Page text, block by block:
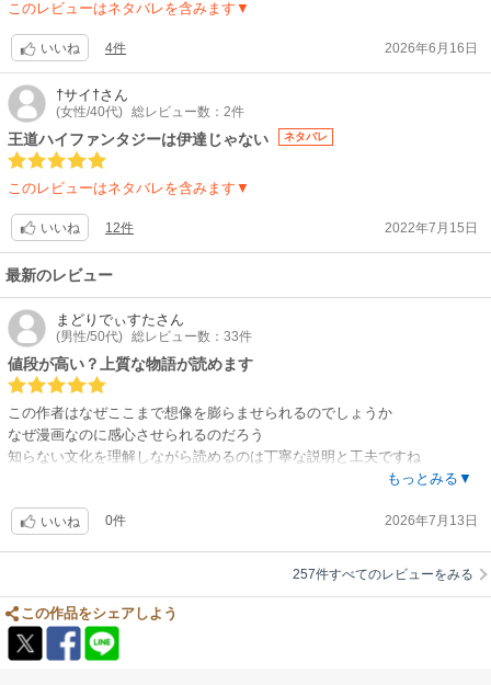
間見るような。設定もしっかり作り込まれており読み応えあります。原作
の記載がありますが、おそらくソレも含めてこの作品を作り上げる設定。
あまりにも抜かりない作り込みとシオの純粋な挑戦に自然と胸が熱くなり
落涙しそうになります。今、1番楽しみな作品です。＊現時点の最新刊8巻
まで読みました。益々面白く、チラホラストーリーの種が蒔かれているの
ですが、話が壮大すぎて8巻ではほとんど進んでいない感じ。最後にキレ
しい。イチオシなのは変わらないけれど、完結してから読むか、進み方や
発刊時期を気にせずゆったり構えて静かに待つか。どっちにせよ絶対に読
むけど！蒔かれた種とこの感じだと体感的に最低もう8巻は必要。たぶん
それ以上。だってまだ全然これからだもん！作家さまにはお元気で健やか
に描き続けていただきたいの一心です。
このレビューはネタバレを含みます▼
いいね 4件 2026年6月16日
†サイ†さん
(女性/40代) 総レビュー数：2件
王道ハイファンタジーは伊達じゃない ネタバレ
このレビューはネタバレを含みます▼
いいね 12件 2022年7月15日
最新のレビュー
まどりでぃすたさん
(男性/50代) 総レビュー数：33件
値段が高い？上質な物語が読めます
この作者はなぜここまで想像を膨らませられるのでしょうか
なぜ漫画なのに感心させられるのだろう
知らない文化を理解しながら読めるのは丁寧な説明と工夫ですね
て
難点は毎年一冊くらいしか発売されないことです、次巻が待ち遠しいです
もっとみる▼
いいね 0件 2026年7月13日
257件すべてのレビューをみる
この作品をシェアしよう